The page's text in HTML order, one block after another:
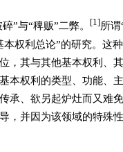
”与“稗贩”二弊。 [1]所谓
权利总论”的研究。这
，其与其他基本权利、
本权利的类型、功能、
承、欲另起炉灶而又难
，并因为该领域的特殊